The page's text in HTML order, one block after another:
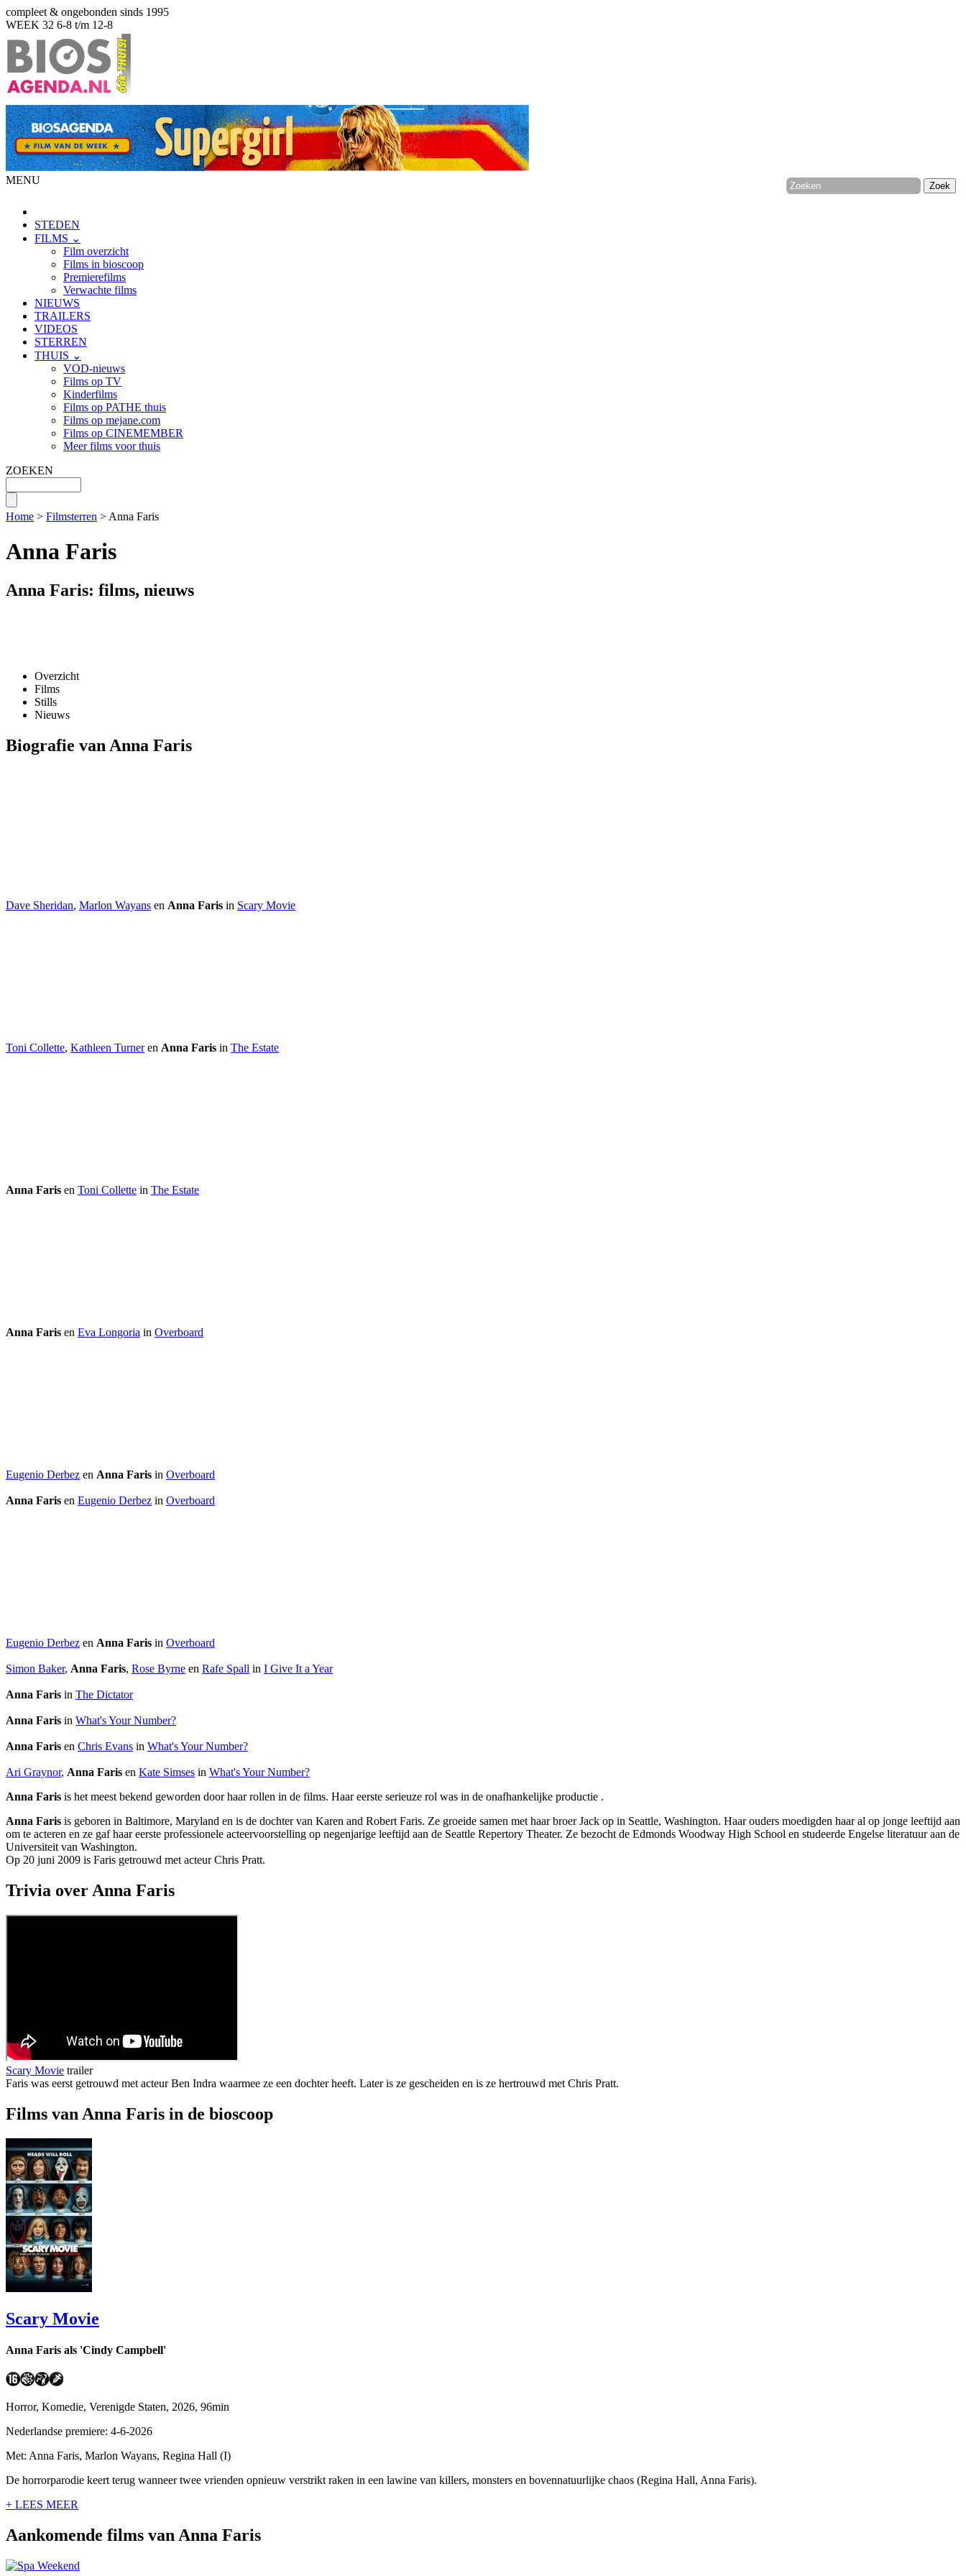
compleet & ongebonden sinds 1995
WEEK 32 6-8 t/m 12-8
MENU
STEDEN
FILMS ⌄
Film overzicht
Films in bioscoop
Premierefilms
Verwachte films
NIEUWS
TRAILERS
VIDEOS
STERREN
THUIS ⌄
VOD-nieuws
Films op TV
Kinderfilms
Films op PATHE thuis
Films op mejane.com
Films op CINEMEMBER
Meer films voor thuis
ZOEKEN
Home > Filmsterren > Anna Faris
Anna Faris
Anna Faris: films, nieuws
Overzicht
Films
Stills
Nieuws
Biografie van Anna Faris
Dave Sheridan, Marlon Wayans en Anna Faris in Scary Movie
Toni Collette, Kathleen Turneren Anna Faris in The Estate
Anna Faris en Toni Collette in The Estate
Anna Faris en Eva Longoria in Overboard
Eugenio Derbez en Anna Faris in Overboard
Anna Faris en Eugenio Derbez in Overboard
Eugenio Derbez en Anna Faris in Overboard
Simon Baker, Anna Faris, Rose Byrne en Rafe Spall in I Give It a Year
Anna Faris in The Dictator
Anna Faris in What's Your Number?
Anna Faris en Chris Evans in What's Your Number?
Ari Graynor, Anna Faris en Kate Simses in What's Your Number?
Anna Faris is het meest bekend geworden door haar rollen in de films. Haar eerste serieuze rol was in de onafhankelijke productie .
Anna Faris is geboren in Baltimore, Maryland en is de dochter van Karen and Robert Faris. Ze groeide samen met haar broer Jack op in Seattle, Washington. Haar ouders moedigden haar al op jonge leeftijd aan
om te acteren en ze gaf haar eerste professionele acteervoorstelling op negenjarige leeftijd aan de Seattle Repertory Theater. Ze bezocht de Edmonds Woodway High School en studeerde Engelse literatuur aan de
Universiteit van Washington.
Op 20 juni 2009 is Faris getrouwd met acteur Chris Pratt.
Trivia over Anna Faris
Scary Movie trailer
Faris was eerst getrouwd met acteur Ben Indra waarmee ze een dochter heeft. Later is ze gescheiden en is ze hertrouwd met Chris Pratt.
Films van Anna Faris in de bioscoop
Scary Movie
Anna Faris als 'Cindy Campbell'
Horror, Komedie, Verenigde Staten, 2026, 96min
Nederlandse premiere: 4-6-2026
Met: Anna Faris, Marlon Wayans, Regina Hall (I)
De horrorparodie keert terug wanneer twee vrienden opnieuw verstrikt raken in een lawine van killers, monsters en bovennatuurlijke chaos (Regina Hall, Anna Faris).
+ LEES MEER
Aankomende films van Anna Faris